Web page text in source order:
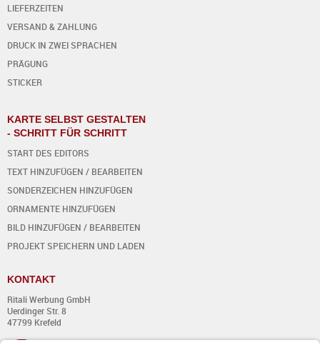
LIEFERZEITEN
VERSAND & ZAHLUNG
DRUCK IN ZWEI SPRACHEN
PRÄGUNG
STICKER
KARTE SELBST GESTALTEN
- SCHRITT FÜR SCHRITT
START DES EDITORS
TEXT HINZUFÜGEN / BEARBEITEN
SONDERZEICHEN HINZUFÜGEN
ORNAMENTE HINZUFÜGEN
BILD HINZUFÜGEN / BEARBEITEN
PROJEKT SPEICHERN UND LADEN
KONTAKT
Ritali Werbung GmbH
Uerdinger Str. 8
47799 Krefeld